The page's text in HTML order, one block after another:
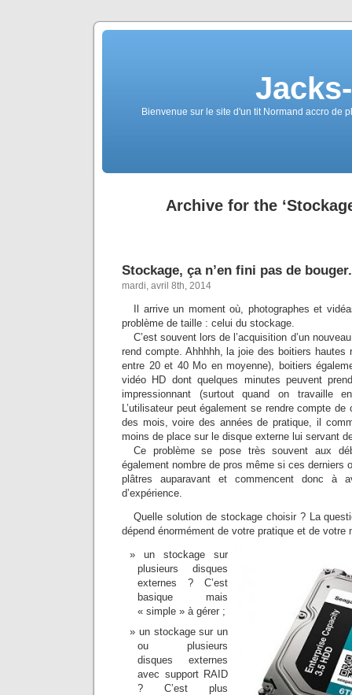
Bienvenue sur le site d'un tit Normand accro de
Archive for the
Stockage, ça n’en fini pas de bouger.
mardi, avril 8th, 2014
Il arrive un moment où, photographes et
problème de taille : celui du stockage.
C’est souvent lors de l’acquisition d’un
rend compte. Ahhhhh, la joie des boitiers hautes
entre 20 et 40 Mo en moyenne), boitiers
vidéo HD dont quelques minutes peuvent
impressionnant (surtout quand on travaille
L’utilisateur peut également se rendre compte
des mois, voire des années de pratique, il
moins de place sur le disque externe lui servant
Ce problème se pose très souvent aux
également nombre de pros même si ces derniers
plâtres auparavant et commencent donc à
d’expérience.
Quelle solution de stockage choisir ? La
dépend énormément de votre pratique et de votre
un stockage sur
plusieurs disques
externes ? C’est
basique mais
« simple » à gérer ;
un stockage sur un
ou plusieurs
disques externes
avec support RAID
? C’est plus